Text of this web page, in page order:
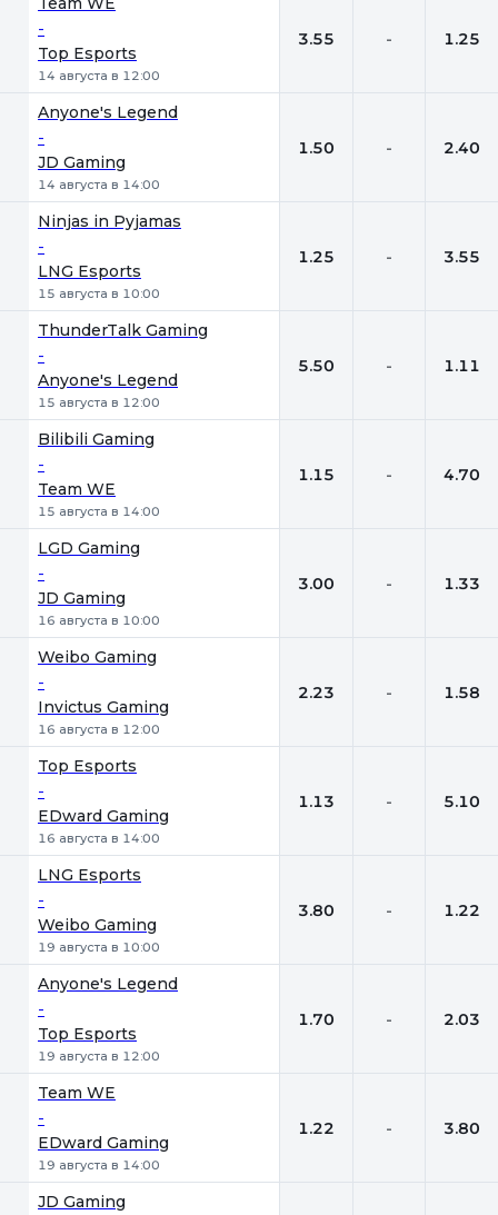
-
Top Esports
14 августа в 12:00
3.55 - 1.25
Anyone's Legend
-
JD Gaming
14 августа в 14:00
1.50 - 2.40
Ninjas in Pyjamas
-
LNG Esports
15 августа в 10:00
1.25 - 3.55
ThunderTalk Gaming
-
Anyone's Legend
15 августа в 12:00
5.50 - 1.11
Bilibili Gaming
-
Team WE
15 августа в 14:00
1.15 - 4.70
LGD Gaming
-
JD Gaming
16 августа в 10:00
3.00 - 1.33
Weibo Gaming
-
Invictus Gaming
16 августа в 12:00
2.23 - 1.58
Top Esports
-
EDward Gaming
16 августа в 14:00
1.13 - 5.10
LNG Esports
-
Weibo Gaming
19 августа в 10:00
3.80 - 1.22
Anyone's Legend
-
Top Esports
19 августа в 12:00
1.70 - 2.03
Team WE
-
EDward Gaming
19 августа в 14:00
1.22 - 3.80
JD Gaming